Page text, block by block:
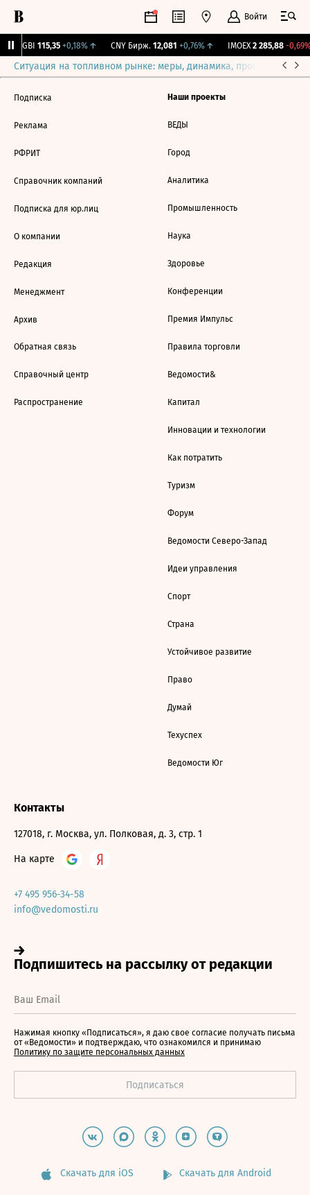
Войти
RGBI 115,35 +0,18%↑ CNY Бирж. 12,081 +0,76%↑ IMOEX 2 285,88 -0,69%
Ситуация на топливном рынке: меры, динамика, прогнозы
Подписка
Реклама
РФРИТ
Справочник компаний
Подписка для юр.лиц
О компании
Редакция
Менеджмент
Архив
Обратная связь
Справочный центр
Распространение
Наши проекты
ВЕДЫ
Город
Аналитика
Промышленность
Наука
Здоровье
Конференции
Премия Импульс
Правила торговли
Ведомости&
Капитал
Инновации и технологии
Как потратить
Туризм
Форум
Ведомости Северо-Запад
Идеи управления
Спорт
Страна
Устойчивое развитие
Право
Думай
Техуспех
Ведомости Юг
Контакты
127018, г. Москва, ул. Полковая, д. 3, стр. 1
На карте
+7 495 956-34-58
info@vedomosti.ru
Нажимая кнопку «Подписаться», я даю свое согласие получать письма
от «Ведомости» и подтверждаю, что ознакомился и принимаю
Политику по защите персональных данных
Скачать для iOS Скачать для Android